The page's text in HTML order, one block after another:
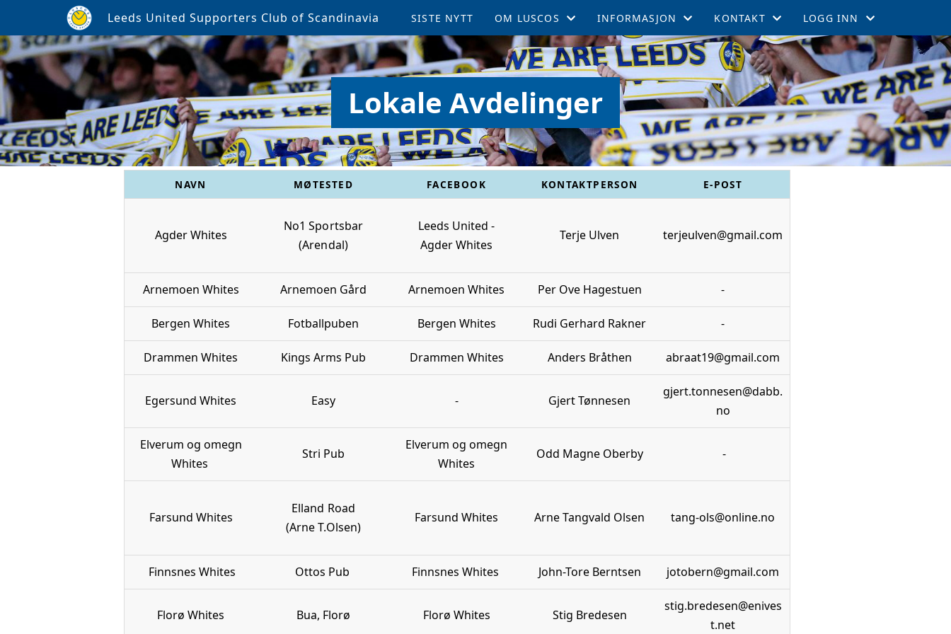
Leeds United Supporters Club of Scandinavia SISTE NYTT OM LUSCOS
ÅRSMØTE OG VEDTEKTER
LUSCOS HISTORIEN
FELLESTURER OG ARRANGEMENTER
MEDLEMSBLAD (TPN)
MEDLEMSFORDELER
TALENTSTIPEND
GLADE FOND
LOKALE AVDELINGER
INFORMASJON
MEDLEMSKAP
REISE TIL LEEDS
SUPPORTERCUPEN
KAMPER OG TABELL
LEEDSEFFEKTER
AKTIVITETSKALENDER
KONTAKT
KONTAKT
STYRET
LOGG INN
GNIST
INTRANETT
Lokale Avdelinger
NAVN MØTESTED FACEBOOK KONTAKTPERSON E-POST
Agder Whites
No1 Sportsbar
(Arendal)
Leeds United -
Agder Whites
Terje Ulven terjeulven@gmail.com
Arnemoen Whites Arnemoen Gård Arnemoen Whites Per Ove Hagestuen -
Bergen Whites Fotballpuben Bergen Whites Rudi Gerhard Rakner -
Drammen Whites Kings Arms Pub Drammen Whites Anders Bråthen abraat19@gmail.com
Egersund Whites Easy - Gjert Tønnesen
gjert.tonnesen@dabb.
no
Elverum og omegn
Whites
Stri Pub
Elverum og omegn
Whites
Odd Magne Oberby -
Farsund Whites
Elland Road
(Arne T.Olsen)
Farsund Whites Arne Tangvald Olsen tang-ols@online.no
Finnsnes Whites Ottos Pub Finnsnes Whites John-Tore Berntsen jotobern@gmail.com
Florø Whites Bua, Florø Florø Whites Stig Bredesen
stig.bredesen@enives
t.net